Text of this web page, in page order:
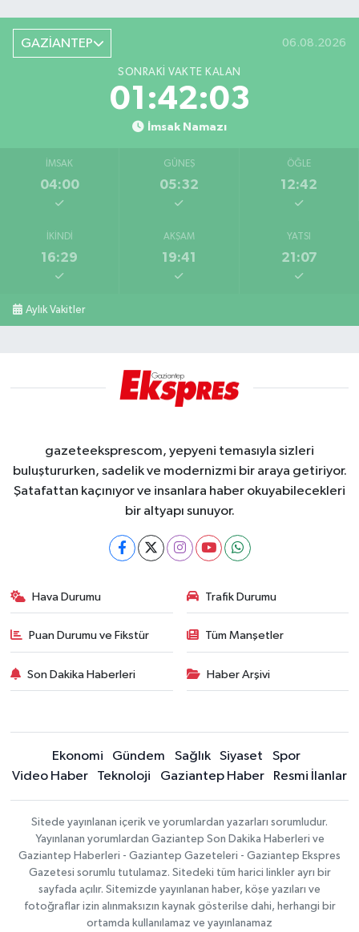
GAZİANTEP 06.08.2026
SONRAKI VAKTE KALAN
01:42:02
İmsak Namazı
İMSAK
04:00
GÜNEŞ
05:32
ÖĞLE
12:42
İKINDI
16:29
AKŞAM
19:41
YATSI
21:07
Aylık Vakitler
gazeteeksprescom, yepyeni temasıyla sizleri
buluştururken, sadelik ve modernizmi bir araya getiriyor.
Şatafattan kaçınıyor ve insanlara haber okuyabilecekleri
bir altyapı sunuyor.
Hava Durumu Trafik Durumu
Puan Durumu ve Fikstür Tüm Manşetler
Son Dakika Haberleri Haber Arşivi
Ekonomi Gündem Sağlık Siyaset
Spor
Video Haber
Teknoloji Gaziantep Haber Resmi İlanlar
Sitede yayınlanan içerik ve yorumlardan yazarları sorumludur.
Yayınlanan yorumlardan Gaziantep Son Dakika Haberleri ve
Gaziantep Haberleri - Gaziantep Gazeteleri - Gaziantep Ekspres
Gazetesi sorumlu tutulamaz. Sitedeki tüm harici linkler ayrı bir
sayfada açılır. Sitemizde yayınlanan haber, köşe yazıları ve
fotoğraflar izin alınmaksızın kaynak gösterilse dahi, herhangi bir
ortamda kullanılamaz ve yayınlanamaz